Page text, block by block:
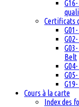
Certificats
Belt
Cours à la carte
Index des